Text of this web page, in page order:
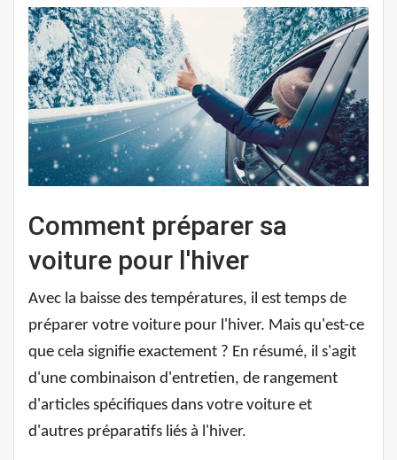
Comment préparer sa
voiture pour l'hiver
Avec la baisse des températures, il est temps de
préparer votre voiture pour l'hiver. Mais qu'est-ce
que cela signifie exactement ? En résumé, il s'agit
d'une combinaison d'entretien, de rangement
d'articles spécifiques dans votre voiture et
d'autres préparatifs liés à l'hiver.